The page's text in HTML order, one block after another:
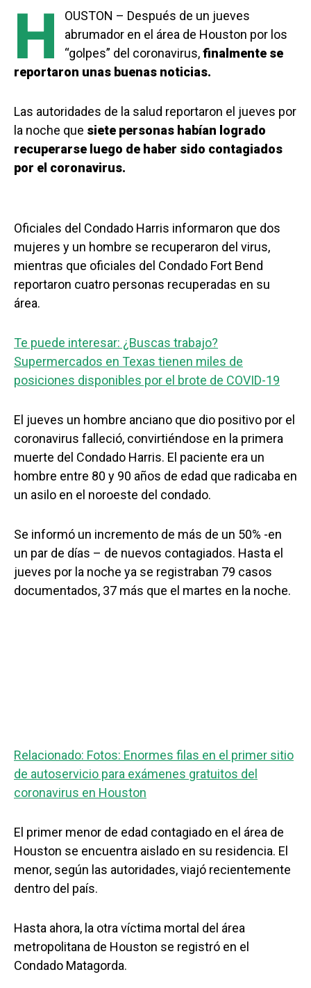
H
OUSTON – Después de un jueves
abrumador en el área de Houston por los
“golpes” del coronavirus,finalmente se
reportaron unas buenas noticias.
Las autoridades de la salud reportaron el jueves por
la noche que siete personas habían logrado
recuperarse luego de haber sido contagiados
por el coronavirus.
Oficiales del Condado Harris informaron que dos
mujeres y un hombre se recuperaron del virus,
mientras que oficiales del Condado Fort Bend
reportaron cuatro personas recuperadas en su
área.
Te puede interesar: ¿Buscas trabajo?
Supermercados en Texas tienen miles de
posiciones disponibles por el brote de COVID-19
El jueves un hombre anciano que dio positivo por el
coronavirus falleció, convirtiéndose en la primera
muerte del Condado Harris. El paciente era un
hombre entre 80 y 90 años de edad que radicaba en
un asilo en el noroeste del condado.
Se informó un incremento de más de un 50% -en
un par de días – de nuevos contagiados. Hasta el
jueves por la noche ya se registraban 79 casos
documentados, 37 más que el martes en la noche.
Relacionado: Fotos: Enormes filas en el primer sitio
de autoservicio para exámenes gratuitos del
coronavirus en Houston
El primer menor de edad contagiado en el área de
Houston se encuentra aislado en su residencia. El
menor, según las autoridades, viajó recientemente
dentro del país.
Hasta ahora, la otra víctima mortal del área
metropolitana de Houston se registró en el
Condado Matagorda.